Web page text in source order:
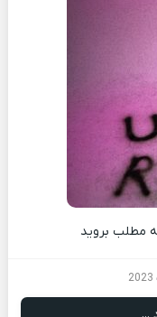
مطلب بروید